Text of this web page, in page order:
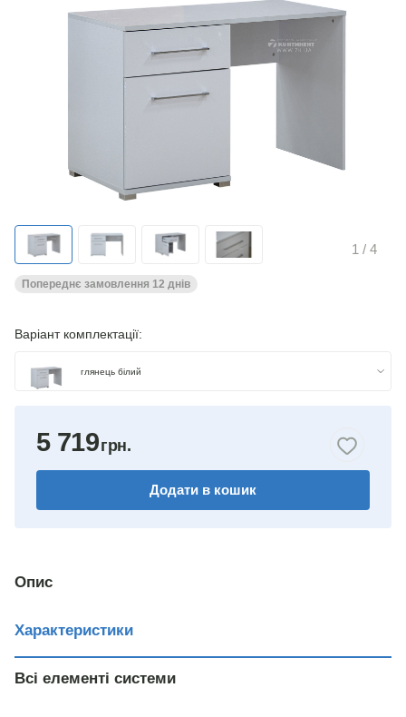
1 / 4
Попереднє замовлення 12 днів
Варіант комплектації:
глянець білий
5 719
Додати в кошик
Опис
Характеристики
Всі елементі системи